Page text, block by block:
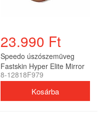
23.990 Ft
Speedo úszószemüveg
Fastskin Hyper Elite Mirror
unisex
8-12818F979